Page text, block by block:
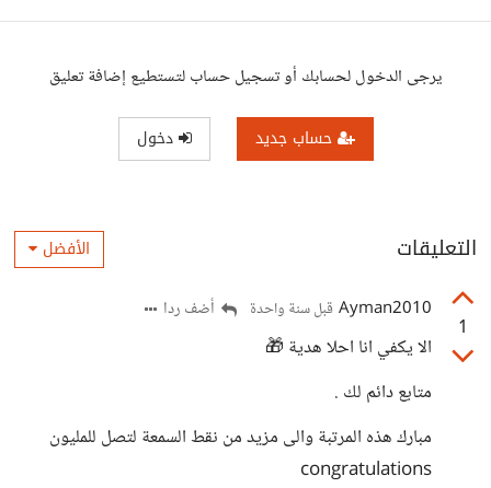
يرجى الدخول لحسابك أو تسجيل حساب لتستطيع إضافة تعليق
حساب جديد دخول
التعليقات الأفضل
1
Ayman2010 قبل سنة واحدة أضف ردا
الا يكفي انا احلا هدية 🎁
متابع دائم لك .
مبارك هذه المرتبة والى مزيد من نقط السمعة لتصل للمليون
congratulations